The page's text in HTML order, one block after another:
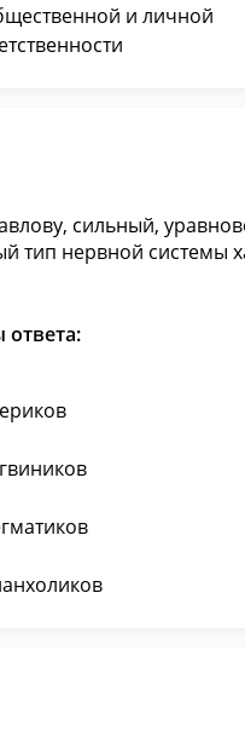
и личной
сильный,
тип нервной системы
ответа: